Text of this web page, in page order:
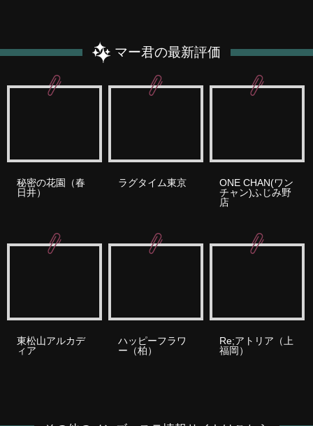
マー君の最新評価
秘密の花園（春
日井）
ラグタイム東京
ONE CHAN(ワン
チャン)ふじみ野
店
東松山アルカデ
ィア
ハッピーフラワ
ー（柏）
Re;アトリア（上
福岡）